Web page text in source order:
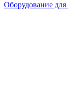
Оборудование